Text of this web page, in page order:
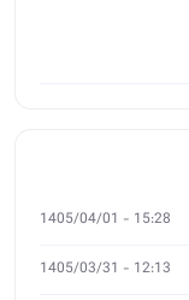
15:28 - 1405/04/01
12:13 - 1405/03/31